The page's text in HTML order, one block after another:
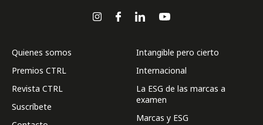
Quienes somos
Premios CTRL
Revista CTRL
Suscríbete
Intangible pero cierto
Internacional
La ESG de las marcas a
examen
Marcas y ESG